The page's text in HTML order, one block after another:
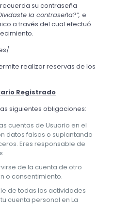
su contraseña
la contraseña?”, e
a través del cual efectuó
realizar reservas de los
Registrado
siguientes obligaciones:
cuentas de Usuario en el
datos falsos o suplantando
Eres responsable de
de la cuenta de otro
o consentimiento.
de todas las actividades
cuenta personal en La